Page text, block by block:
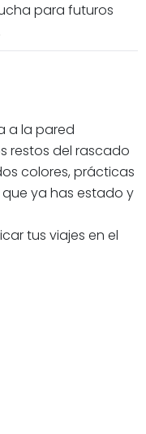
para futuros
a la pared
restos del rascado
colores, prácticas
ya has estado y
tus viajes en el